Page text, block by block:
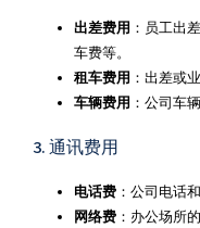
出差费用 ：员工出
车费等。
租车费用 ：出差或
车辆费用 ：公司车
3. 通讯费用
电话费：公司电话
网络费：办公场所